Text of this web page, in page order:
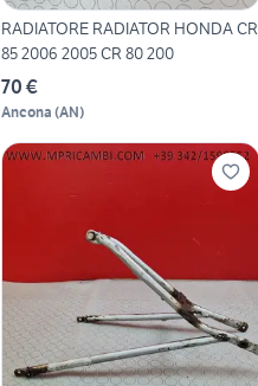
RADIATORE RADIATOR HONDA CR
85 2006 2005 CR 80 200
70 €
Ancona (AN)